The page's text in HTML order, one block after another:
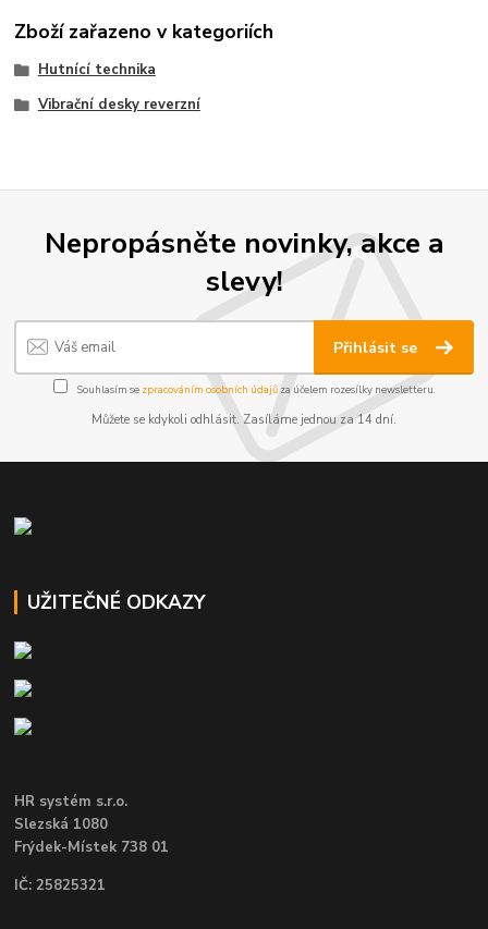
Zboží zařazeno v kategoriích
Hutnící technika
Vibrační desky reverzní
Nepropásněte novinky, akce a
slevy!
Přihlásit se
Souhlasím se zpracováním osobních údajůza účelem rozesílky newsletteru.
Můžete se kdykoli odhlásit. Zasíláme jednou za 14 dní.
UŽITEČNÉ ODKAZY
HR systém s.r.o.
Slezská 1080
Frýdek-Místek 738 01
IČ: 25825321